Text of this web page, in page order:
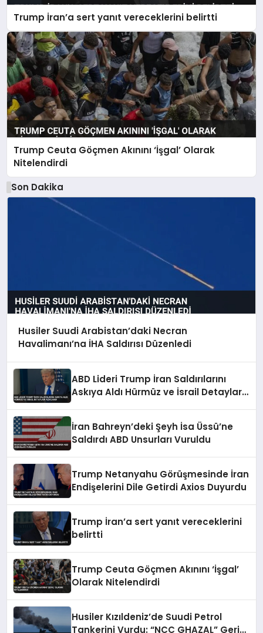
Trump İran’a sert yanıt vereceklerini belirtti
Trump Ceuta Göçmen Akınını ‘İşgal’ Olarak
Nitelendirdi
Son Dakika
Husiler Suudi Arabistan’daki Necran
Havalimanı’na İHA Saldırısı Düzenledi
ABD Lideri Trump İran Saldırılarını
Askıya Aldı Hürmüz ve İsrail Detayları
İran Bahreyn’deki Şeyh İsa Üssü’ne
Saldırdı ABD Unsurları Vuruldu
Trump Netanyahu Görüşmesinde İran
Endişelerini Dile Getirdi Axios Duyurdu
Trump İran’a sert yanıt vereceklerini
belirtti
Trump Ceuta Göçmen Akınını ‘İşgal’
Olarak Nitelendirdi
Husiler Kızıldeniz’de Suudi Petrol
Tankerini Vurdu: “NCC GHAZAL” Geri